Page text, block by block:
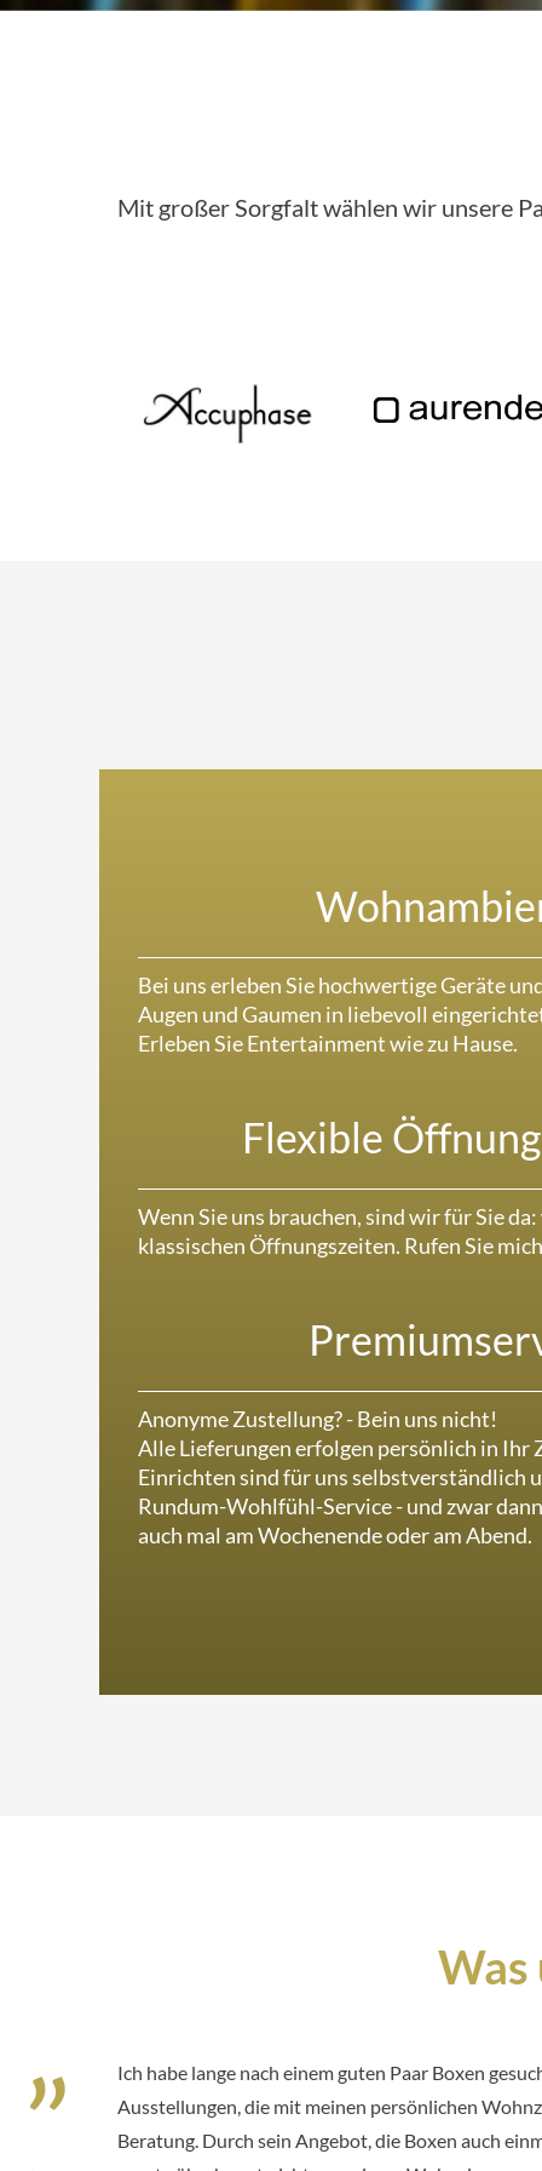
Mit großer Sorgfalt wählen wir unsere
Bei uns erleben Sie hochwertige Geräte
Augen und Gaumen in liebevoll
Erleben Sie Entertainment wie zu Hause.
Flexible
Wenn Sie uns brauchen, sind wir für Sie
klassischen Öffnungszeiten. Rufen Sie
Anonyme Zustellung? - Bein uns nicht!
Alle Lieferungen erfolgen persönlich in Ihr
Einrichten sind für uns selbstverständlich
Rundum-Wohlfühl-Service - und zwar
auch mal am Wochenende oder am Abend.
Was
Ich habe lange nach einem guten Paar Boxen
Ausstellungen, die mit meinen persönlichen
Beratung. Durch sein Angebot, die Boxen auch